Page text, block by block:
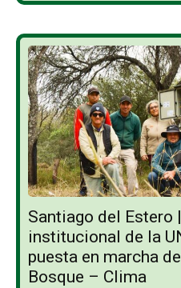
Santiago del Estero
institucional de la
puesta en marcha
Bosque – Clima